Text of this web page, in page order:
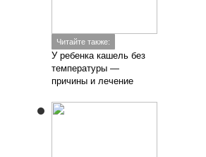
Читайте также:
У ребенка кашель без
температуры —
причины и лечение